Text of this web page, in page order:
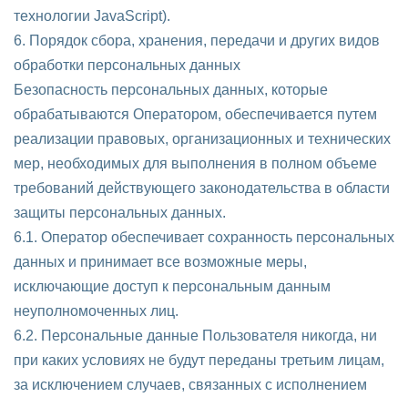
технологии JavaScript).
6. Порядок сбора, хранения, передачи и других видов
обработки персональных данных
Безопасность персональных данных, которые
обрабатываются Оператором, обеспечивается путем
реализации правовых, организационных и технических
мер, необходимых для выполнения в полном объеме
требований действующего законодательства в области
защиты персональных данных.
6.1. Оператор обеспечивает сохранность персональных
данных и принимает все возможные меры,
исключающие доступ к персональным данным
неуполномоченных лиц.
6.2. Персональные данные Пользователя никогда, ни
при каких условиях не будут переданы третьим лицам,
за исключением случаев, связанных с исполнением